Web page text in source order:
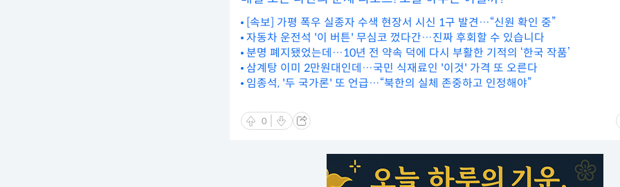
[속보] 가평 폭우 실종자 수색 현장서 시신 1구 발견…“신원 확인 중”
자동차 운전석 '이 버튼' 무심코 껐다간…진짜 후회할 수 있습니다
분명 폐지됐었는데…10년 전 약속 덕에 다시 부활한 기적의 ‘한국 작품’
삼계탕 이미 2만원대인데…국민 식재료인 '이것' 가격 또 오른다
임종석, '두 국가론' 또 언급…“북한의 실체 존중하고 인정해야”
0